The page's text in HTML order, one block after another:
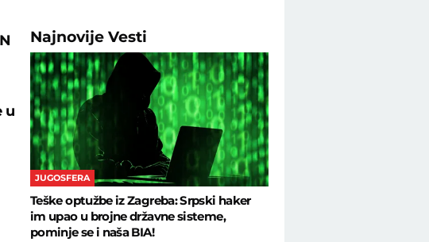
u
NajnovijeVesti
JUGOSFERA
Teške optužbe iz Zagreba: Srpski haker
im upao u brojne državne sisteme,
pominje se i naša BIA!